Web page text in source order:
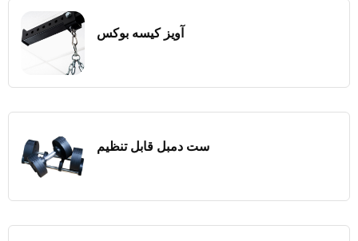
آویز کیسه بوکس
ست دمبل قابل تنظیم